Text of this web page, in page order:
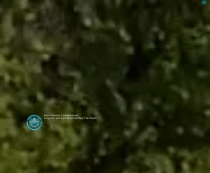
Басейнове управління
водних ресурсів річок Прут та Сірет